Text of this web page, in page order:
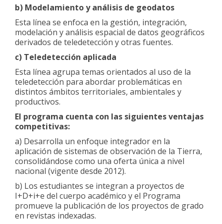
b) Modelamiento y análisis de geodatos
Esta línea se enfoca en la gestión, integración,
modelación y análisis espacial de datos geográficos
derivados de teledetección y otras fuentes.
c) Teledetección aplicada
Esta línea agrupa temas orientados al uso de la
teledetección para abordar problemáticas en
distintos ámbitos territoriales, ambientales y
productivos.
El programa cuenta con las siguientes ventajas
competitivas:
a) Desarrolla un enfoque integrador en la
aplicación de sistemas de observación de la Tierra,
consolidándose como una oferta única a nivel
nacional (vigente desde 2012).
b) Los estudiantes se integran a proyectos de
I+D+i+e del cuerpo académico y el Programa
promueve la publicación de los proyectos de grado
en revistas indexadas.